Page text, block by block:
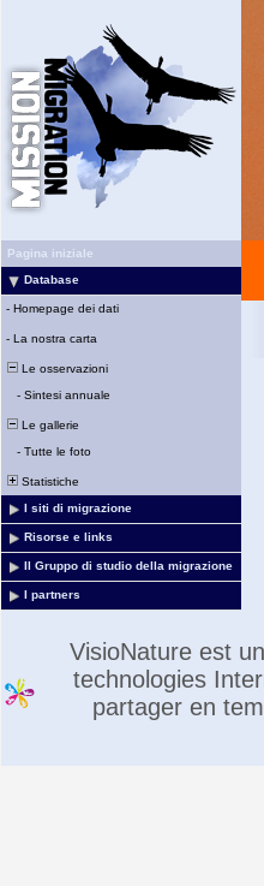
Pagina iniziale
Database
- Homepage dei dati
- La nostra carta
Le osservazioni
- Sintesi annuale
Le gallerie
- Tutte le foto
Statistiche
I siti di migrazione
Risorse e links
Il Gruppo di studio della migrazione
I partners
VisioNature est
technologies
partager en